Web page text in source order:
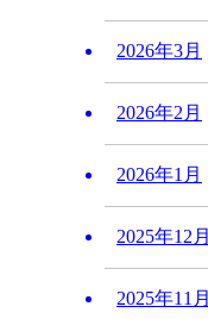
2026年3月
2026年2月
2026年1月
2025年12月
2025年11月